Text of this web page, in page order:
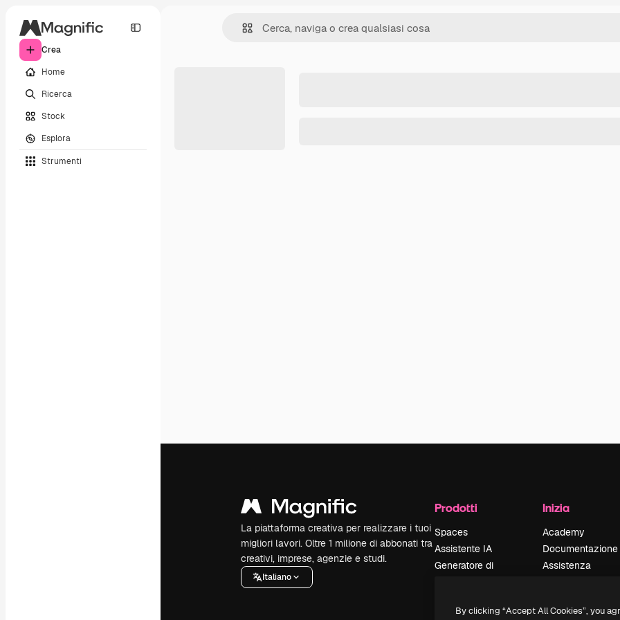
Crea
Home
Ricerca
Stock
Esplora
Strumenti
La piattaforma creativa per realizzare i tuoi
migliori lavori. Oltre 1 milione di abbonati tra
creativi, imprese, agenzie e studi.
Italiano
Prodotti
Spaces
Assistente IA
Generatore di
Inizia
Academy
Documentazione
Assistenza
Politica sulla
By clicking “Accept All Cookies”, you